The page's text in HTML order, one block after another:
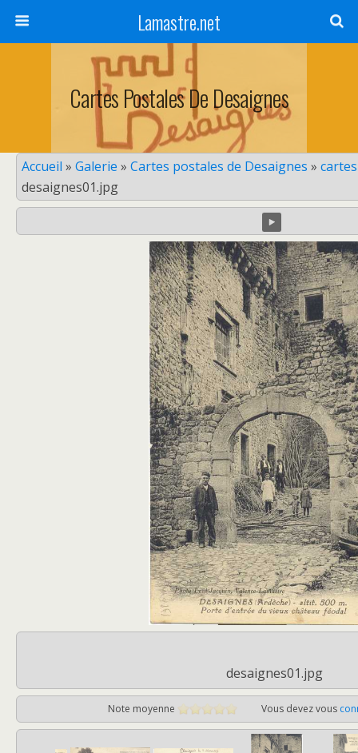
Lamastre.net
Cartes Postales De Desaignes
Accueil » Galerie » Cartes postales de Desaignes »
desaignes01.jpg
desaignes01.jpg
Note moyenne Vous devez vous